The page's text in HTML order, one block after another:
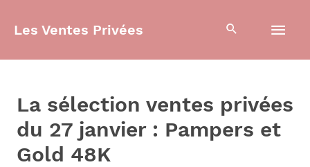
Les Ventes Privées
La sélection ventes privées
du 27 janvier : Pampers et
Gold 48K